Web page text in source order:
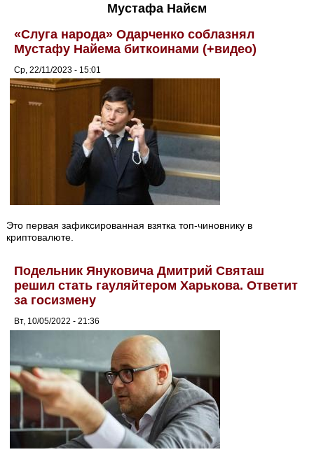
Мустафа Найєм
«Слуга народа» Одарченко соблазнял
Мустафу Найема биткоинами (+видео)
Ср, 22/11/2023 - 15:01
Это первая зафиксированная взятка топ-чиновнику в
криптовалюте.
Подельник Януковича Дмитрий Святаш
решил стать гауляйтером Харькова. Ответит
за госизмену
Вт, 10/05/2022 - 21:36